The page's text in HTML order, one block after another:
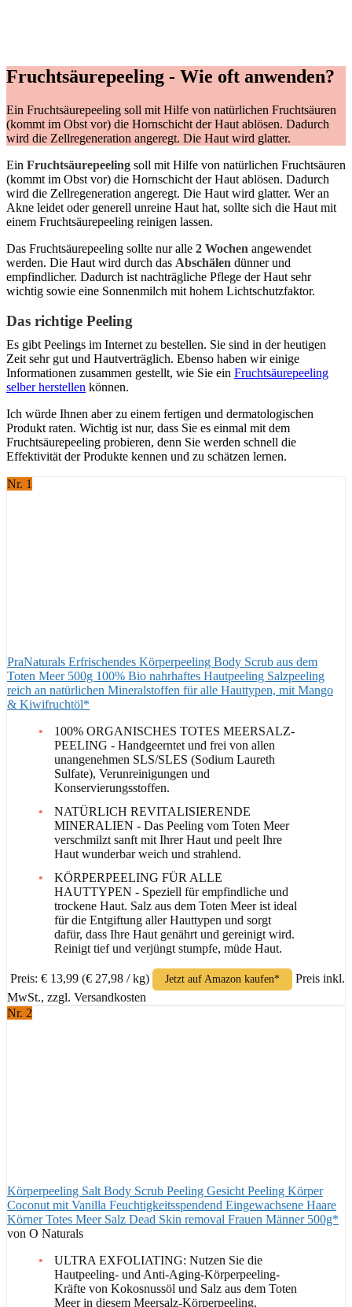
Fruchtsäurepeeling - Wie oft anwenden?
Ein Fruchtsäurepeeling soll mit Hilfe von natürlichen Fruchtsäuren
(kommt im Obst vor) die Hornschicht der Haut ablösen. Dadurch
wird die Zellregeneration angeregt. Die Haut wird glatter.
Ein Fruchtsäurepeeling soll mit Hilfe von natürlichen Fruchtsäuren
(kommt im Obst vor) die Hornschicht der Haut ablösen. Dadurch
wird die Zellregeneration angeregt. Die Haut wird glatter. Wer an
Akne leidet oder generell unreine Haut hat, sollte sich die Haut mit
einem Fruchtsäurepeeling reinigen lassen.
Das Fruchtsäurepeeling sollte nur alle 2 Wochen angewendet
werden. Die Haut wird durch das Abschälen dünner und
empfindlicher. Dadurch ist nachträgliche Pflege der Haut sehr
wichtig sowie eine Sonnenmilch mit hohem Lichtschutzfaktor.
Das richtige Peeling
Es gibt Peelings im Internet zu bestellen. Sie sind in der heutigen
Zeit sehr gut und Hautverträglich. Ebenso haben wir einige
Informationen zusammen gestellt, wie Sie ein Fruchtsäurepeeling
selber herstellen können.
Ich würde Ihnen aber zu einem fertigen und dermatologischen
Produkt raten. Wichtig ist nur, dass Sie es einmal mit dem
Fruchtsäurepeeling probieren, denn Sie werden schnell die
Effektivität der Produkte kennen und zu schätzen lernen.
Nr. 1
PraNaturals Erfrischendes Körperpeeling Body Scrub aus dem
Toten Meer 500g 100% Bio nahrhaftes Hautpeeling Salzpeeling
reich an natürlichen Mineralstoffen für alle Hauttypen, mit Mango
& Kiwifruchtöl*
100% ORGANISCHES TOTES MEERSALZ-
PEELING - Handgeerntet und frei von allen
unangenehmen SLS/SLES (Sodium Laureth
Sulfate), Verunreinigungen und
Konservierungsstoffen.
NATÜRLICH REVITALISIERENDE
MINERALIEN - Das Peeling vom Toten Meer
verschmilzt sanft mit Ihrer Haut und peelt Ihre
Haut wunderbar weich und strahlend.
KÖRPERPEELING FÜR ALLE
HAUTTYPEN - Speziell für empfindliche und
trockene Haut. Salz aus dem Toten Meer ist ideal
für die Entgiftung aller Hauttypen und sorgt
dafür, dass Ihre Haut genährt und gereinigt wird.
Reinigt tief und verjüngt stumpfe, müde Haut.
Preis: € 13,99 (€ 27,98 / kg) Jetzt auf Amazon kaufen*
Preis inkl.
MwSt., zzgl. Versandkosten
Nr. 2
Körperpeeling Salt Body Scrub Peeling Gesicht Peeling Körper
Coconut mit Vanilla Feuchtigkeitsspendend Eingewachsene Haare
Körner Totes Meer Salz Dead Skin removal Frauen Männer 500g*
von O Naturals
ULTRA EXFOLIATING: Nutzen Sie die
Hautpeeling- und Anti-Aging-Körperpeeling-
Kräfte von Kokosnussöl und Salz aus dem Toten
Meer in diesem Meersalz-Körperpeeling.